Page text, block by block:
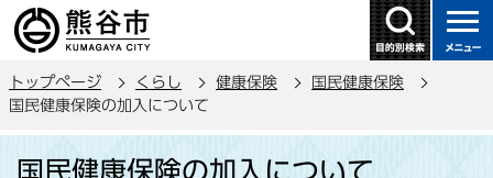
の
ー
トップページ くらし 健康保険
国民健康保険
国民健康保険の加入について
国民健康保険の加入について